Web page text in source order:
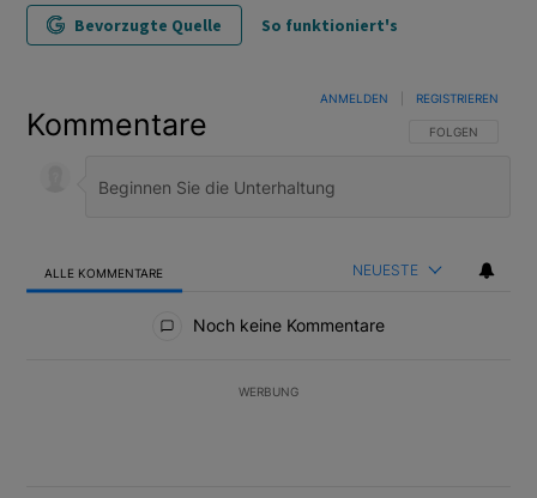
Bevorzugte Quelle So funktioniert's
Kommentare FOLGE DIESER
FOLGEN
ANMELDEN REGISTRIEREN
ALLE KOMMENTARE NEUESTE
Noch keine Kommentare
WERBUNG